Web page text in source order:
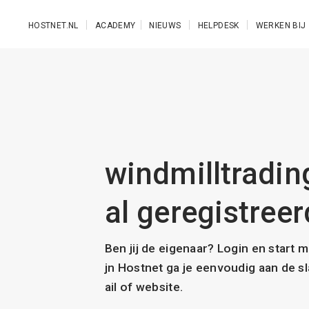
HOSTNET.NL ACADEMY NIEUWS HELPDESK WERKEN BIJ
al
Ben jij de eigenaar? Login en start
jn Hostnet ga je eenvoudig aan de
ail of website.